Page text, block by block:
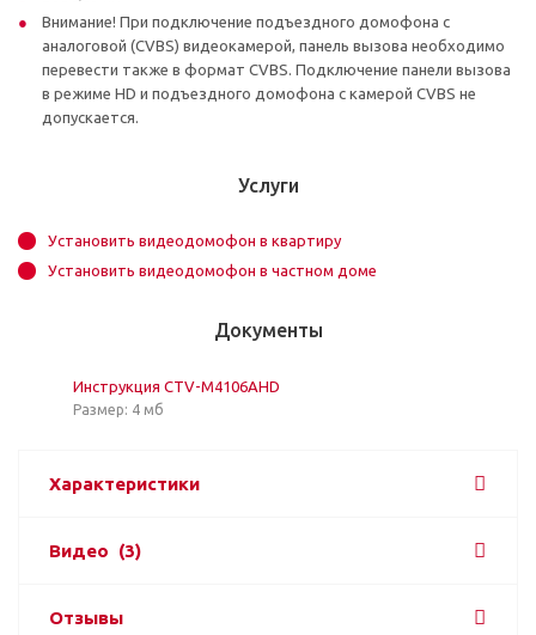
Внимание! При подключение подъездного домофона с
аналоговой (CVBS) видеокамерой, панель вызова необходимо
перевести также в формат CVBS. Подключение панели вызова
в режиме HD и подъездного домофона с камерой CVBS не
допускается.
Услуги
Установить видеодомофон в квартиру
Установить видеодомофон в частном доме
Документы
Инструкция CTV-M4106AHD
Размер: 4 мб
Характеристики
Видео (3)
Отзывы